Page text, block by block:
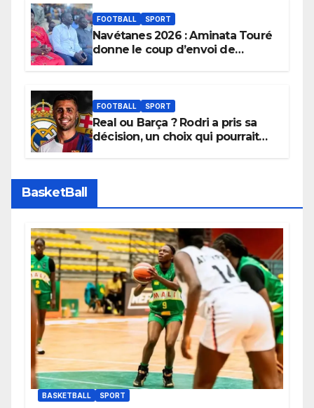
FOOTBALL SPORT
Navétanes 2026 : Aminata Touré
donne le coup d’envoi de
apaisées.
FOOTBALL SPORT
Real ou Barça ? Rodri a pris sa
décision, un choix qui pourrait
BasketBall
BASKETBALL SPORT